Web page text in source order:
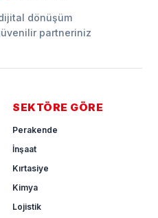
dönüşüm
partneriniz
SEKTÖRE GÖRE
Perakende
İnşaat
Kırtasiye
Kimya
Lojistik